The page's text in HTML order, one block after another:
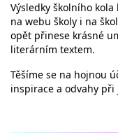
Výsledky školního
na webu školy i na
opět přinese krásné
literárním textem.
Těšíme se na hojnou
inspirace a odvahy